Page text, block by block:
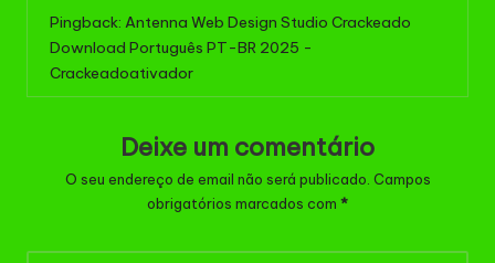
Pingback: Antenna Web Design Studio Crackeado
Download Português PT-BR 2025 -
Crackeadoativador
Deixe um comentário
O seu endereço de email não será publicado. Campos
obrigatórios marcados com *